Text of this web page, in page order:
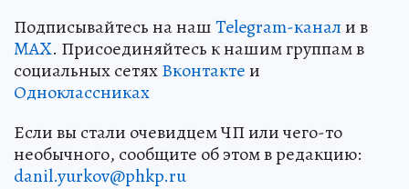
Подписывайтесь на нашTelegram-канали в
MAX. Присоединяйтесь к нашим группам в
социальных сетяхВконтактеи
Одноклассниках
Если вы стали очевидцем ЧП или чего-то
необычного, сообщите об этом в редакцию:
danil.yurkov@phkp.ru